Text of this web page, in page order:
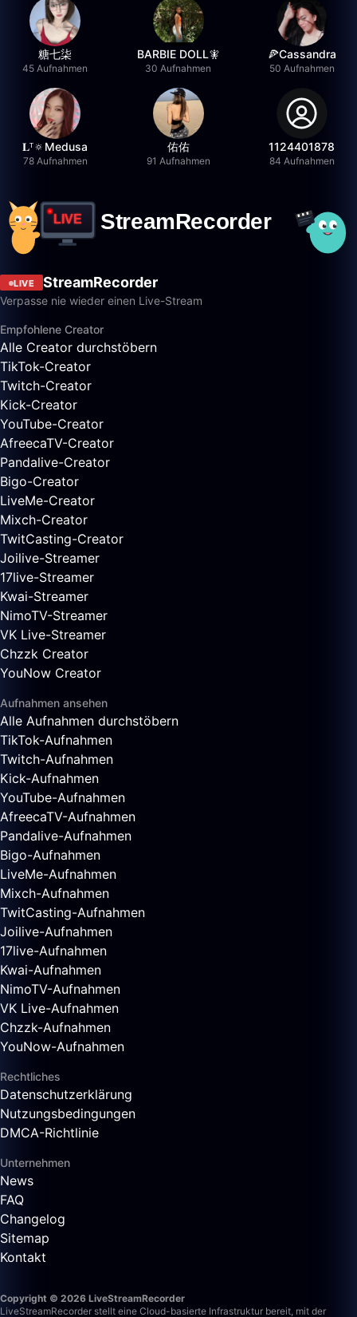
糖七柒
45 Aufnahmen
BARBIE DOLL🧚
30 Aufnahmen
🍕Cassandra
50 Aufnahmen
𝐋ᵀ🔅Medusa
78 Aufnahmen
佑佑
91 Aufnahmen
1124401878
84 Aufnahmen
LIVE StreamRecorder
Verpasse nie wieder einen Live-Stream
Empfohlene Creator
Alle Creator durchstöbern
TikTok-Creator
Twitch-Creator
Kick-Creator
YouTube-Creator
AfreecaTV-Creator
Pandalive-Creator
Bigo-Creator
LiveMe-Creator
Mixch-Creator
TwitCasting-Creator
Joilive-Streamer
17live-Streamer
Kwai-Streamer
NimoTV-Streamer
VK Live-Streamer
Chzzk Creator
YouNow Creator
Aufnahmen ansehen
Alle Aufnahmen durchstöbern
TikTok-Aufnahmen
Twitch-Aufnahmen
Kick-Aufnahmen
YouTube-Aufnahmen
AfreecaTV-Aufnahmen
Pandalive-Aufnahmen
Bigo-Aufnahmen
LiveMe-Aufnahmen
Mixch-Aufnahmen
TwitCasting-Aufnahmen
Joilive-Aufnahmen
17live-Aufnahmen
Kwai-Aufnahmen
NimoTV-Aufnahmen
VK Live-Aufnahmen
Chzzk-Aufnahmen
YouNow-Aufnahmen
Rechtliches
Datenschutzerklärung
Nutzungsbedingungen
DMCA-Richtlinie
Unternehmen
News
FAQ
Changelog
Sitemap
Kontakt
Copyright © 2026 LiveStreamRecorder
LiveStreamRecorder stellt eine Cloud-basierte Infrastruktur bereit, mit der